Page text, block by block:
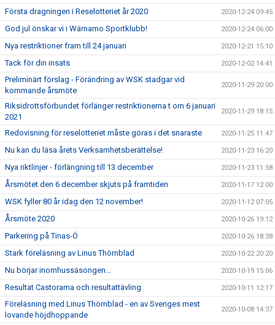
Första dragningen i Reselotteriet år 2020 2020-12-24 09:45
God jul önskar vi i Wärnamo Sportklubb! 2020-12-24 06:00
Nya restriktioner fram till 24 januari 2020-12-21 15:10
Tack för din insats 2020-12-02 14:41
Preliminärt förslag - Förändring av WSK stadgar vid
kommande årsmöte
2020-11-29 20:00
Riksidrottsförbundet förlänger restriktionerna t om 6 januari
2021
2020-11-29 18:15
Redovisning för reselotteriet måste göras i det snaraste 2020-11-25 11:47
Nu kan du läsa årets Verksamhetsberättelse! 2020-11-23 16:20
Nya riktlinjer - förlängning till 13 december 2020-11-23 11:58
Årsmötet den 6 december skjuts på framtiden 2020-11-17 12:00
WSK fyller 80 år idag den 12 november! 2020-11-12 07:05
Årsmöte 2020 2020-10-26 19:12
Parkering på Tinas-Ö 2020-10-26 18:38
Stark föreläsning av Linus Thörnblad 2020-10-22 20:20
Nu börjar inomhussäsongen... 2020-10-19 15:06
Resultat Castorama och resultattävling 2020-10-11 12:17
Föreläsning med Linus Thörnblad - en av Sveriges mest
lovande höjdhoppande
2020-10-08 14:37